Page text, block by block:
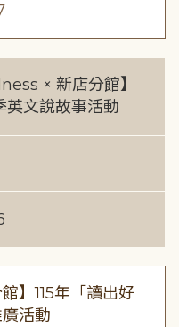
× 新店分館】
文說故事活動
】115年「讀出好
活動